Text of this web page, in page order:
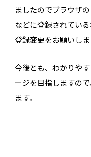
ましたのでブラウザ
などに登録されてい
登録変更をお願いしま
今後とも、わかりや
ージを目指しますの
ます。